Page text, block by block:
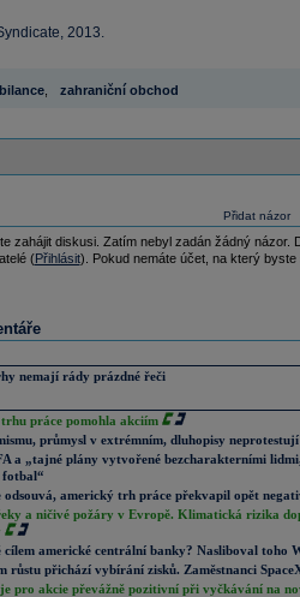
2013.
, zahraniční obchod
Přidat názor
zahájit diskusi. Zatím nebyl zadán žádný názor.
(Přihlásit). Pokud nemáte účet, na který
nemají rády prázdné řeči
práce pomohla akciím
průmysl v extrémním, dluhopisy neprotestují
a „tajné plány vytvořené bezcharakterními
fotbal“
odsouvá, americký trh práce překvapil opět
a ničivé požáry v Evropě. Klimatická rizika
cílem americké centrální banky? Nasliboval toho
růstu přichází vybírání zisků. Zaměstnanci
pro akcie převážně pozitivní při vyčkávání na